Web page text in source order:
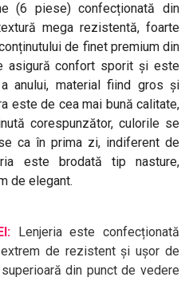
(6 piese) confecționată din
mega rezistentă, foarte
de finet premium din
asigură confort sporit și este
anului, material fiind gros și
este de cea mai bună calitate,
corespunzător, culorile se
ca în prima zi, indiferent de
este brodată tip nasture,
de elegant.
Lenjeria este confecționată
de rezistent și ușor de
din punct de vedere